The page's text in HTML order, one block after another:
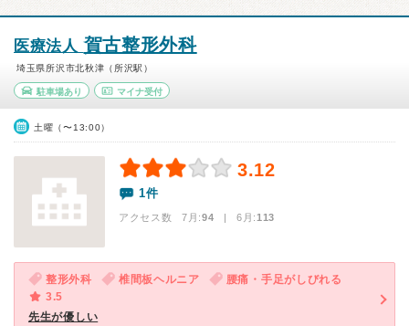
医療法人賀古整形外科
埼玉県所沢市北秋津（所沢駅）
駐車場あり マイナ受付
土曜（〜13:00）
3.12
1件
アクセス数 7月:94 | 6月:113
整形外科 椎間板ヘルニア
腰痛・手足がしびれる
3.5
先生が優しい